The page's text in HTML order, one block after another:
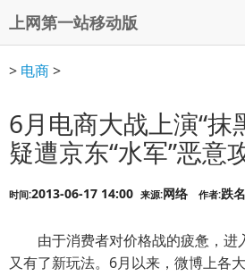
上网第一站移动版
> 电商>
6月电商大战上演“抹
疑遭京东“水军”恶意
时间:2013-06-17 14:00 来源:网络 作者:跌
由于消费者对价格战的疲惫，进
又有了新玩法。6月以来，微博上各